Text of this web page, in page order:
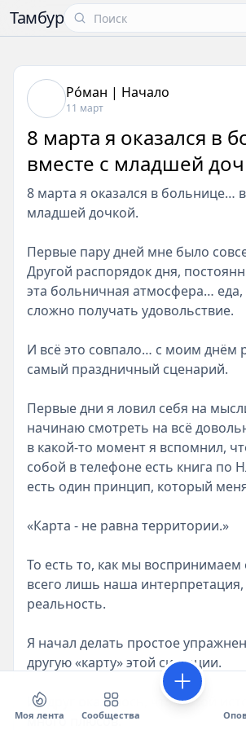
Тамбур
Рóман | Начало
11 март
8 марта я оказался в
вместе с младшей
8 марта я оказался в больнице…
младшей дочкой.
Первые пару дней мне было
Другой распорядок дня,
эта больничная атмосфера… еда,
сложно получать удовольствие.
И всё это совпало… с моим днём
самый праздничный сценарий.
Первые дни я ловил себя на
начинаю смотреть на всё
в какой-то момент я вспомнил,
собой в телефоне есть книга по
есть один принцип, который
«Карта - не равна территории.»
То есть то, как мы воспринимаем
всего лишь наша интерпретация,
реальность.
Я начал делать простое
другую «карту» этой ситуации.
И вдруг оказалось, что в этой
много плюсов.
Моя лента Сообщества